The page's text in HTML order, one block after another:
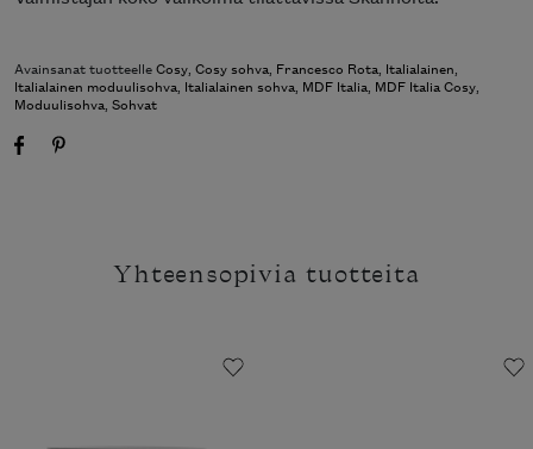
Avainsanat tuotteelleCosy, Cosy sohva, Francesco Rota, Italialainen,
Italialainen moduulisohva, Italialainen sohva, MDF Italia, MDF Italia Cosy,
Moduulisohva, Sohvat
Yhteensopivia tuotteita